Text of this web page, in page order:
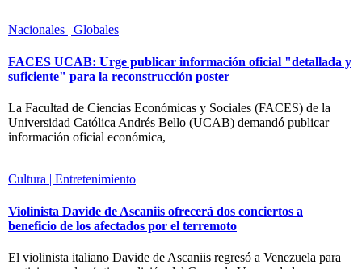
Nacionales | Globales
FACES UCAB: Urge publicar información oficial "detallada y
suficiente" para la reconstrucción poster
La Facultad de Ciencias Económicas y Sociales (FACES) de la
Universidad Católica Andrés Bello (UCAB) demandó publicar
información oficial económica,
Cultura | Entretenimiento
Violinista Davide de Ascaniis ofrecerá dos conciertos a
beneficio de los afectados por el terremoto
El violinista italiano Davide de Ascaniis regresó a Venezuela para